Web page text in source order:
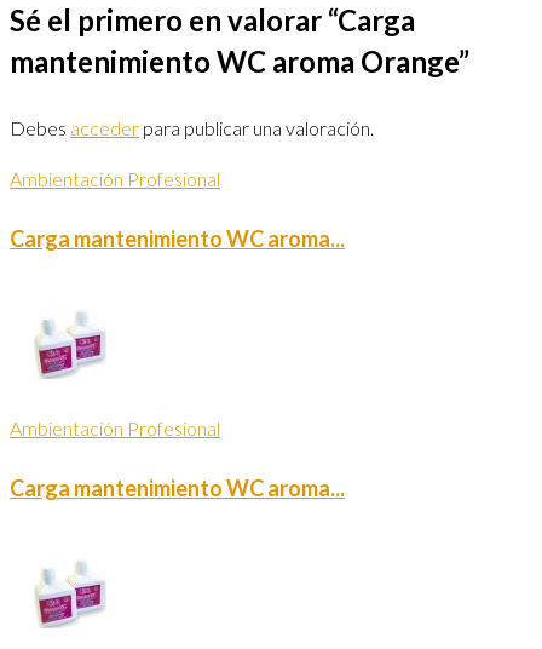
Sé el primero en valorar “Carga
mantenimiento WC aroma Orange”
Debes acceder para publicar una valoración.
Ambientación Profesional
Carga mantenimiento WC aroma...
Ambientación Profesional
Carga mantenimiento WC aroma...